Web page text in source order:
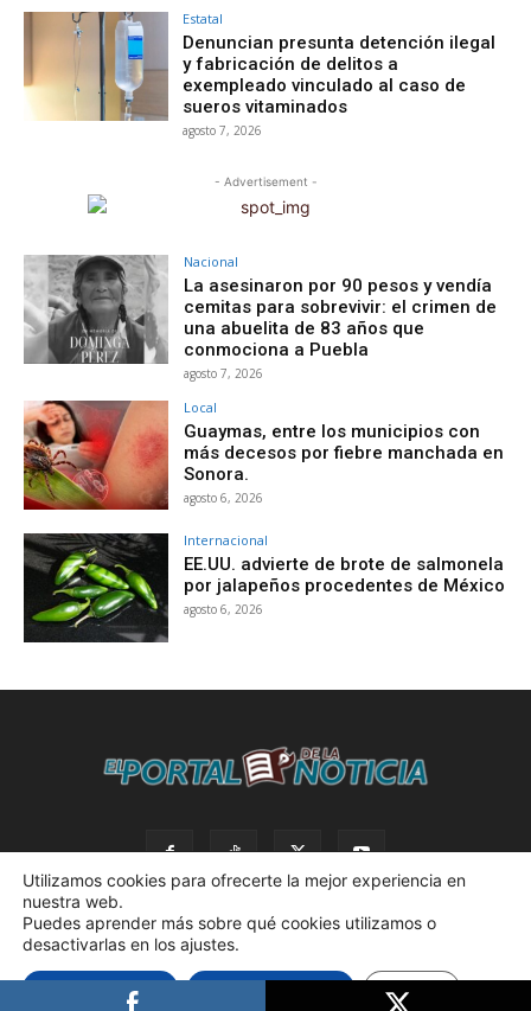
Estatal
Denuncian presunta detención ilegal
y fabricación de delitos a
exempleado vinculado al caso de
sueros vitaminados
agosto 7, 2026
- Advertisement -
Nacional
La asesinaron por 90 pesos y vendía
cemitas para sobrevivir: el crimen de
una abuelita de 83 años que
conmociona a Puebla
agosto 7, 2026
Local
Guaymas, entre los municipios con
más decesos por fiebre manchada en
Sonora.
agosto 6, 2026
Internacional
EE.UU. advierte de brote de salmonela
por jalapeños procedentes de México
agosto 6, 2026
© 2023 El Portal de la Noticia. Todos los derechos reservados. |
Política de privacidad. |
Desarrollado por AdBox
Utilizamos cookies para ofrecerte la mejor experiencia en
nuestra web.
Puedes aprender más sobre qué cookies utilizamos o
desactivarlas en los ajustes.
Aceptar cookies Ajustes